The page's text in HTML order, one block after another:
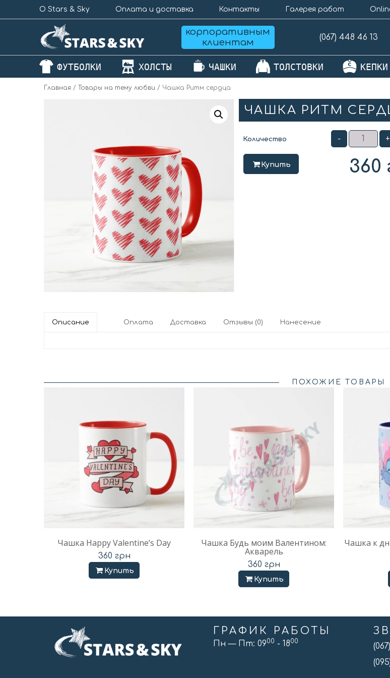
О Stars & Sky Оплата и доставка Контакты Галерея работ
корпоративным
клиентам
(067) 448 46 13
ФУТБОЛКИ ХОЛСТЫ ЧАШКИ ТОЛСТОВКИ КЕПКИ
Главная / Товары на тему любви / Чашка Ритм сердца
ЧАШКА РИТМ
Количество - +
Купить 360
Описание Оплата Доставка Отзывы (0) Нанесение
ПОХОЖИЕ ТОВАРЫ
Чашка Happy Valentine’s Day
360 грн
Купить
Чашка Будь моим Валентином:
Акварель
360 грн
Купить
Чашка к
ГРАФИК РАБОТЫ
Пн — Пт: 0900 - 1800